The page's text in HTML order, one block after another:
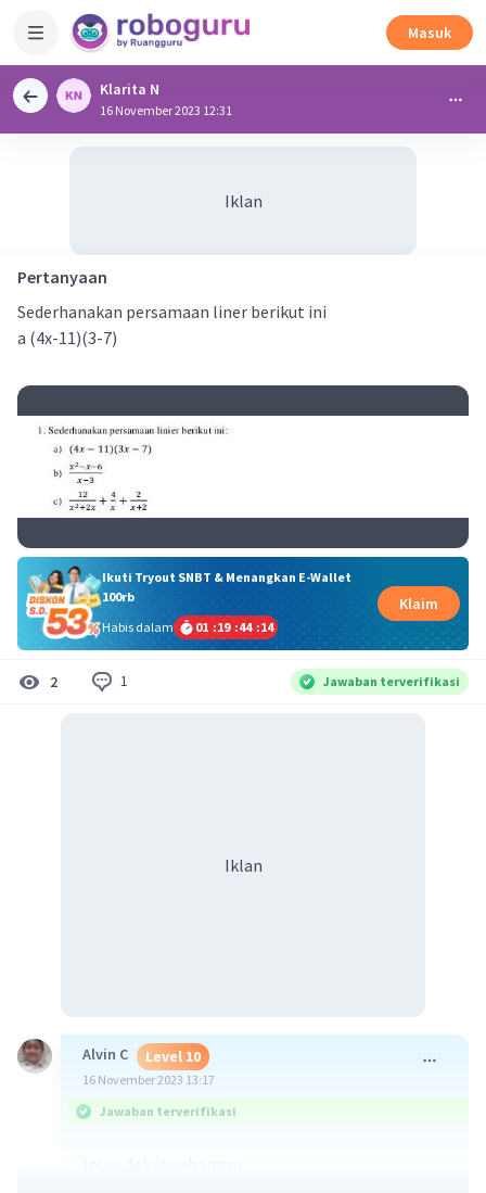
Masuk
Klarita N
16 November 2023 12:31
Iklan
Pertanyaan
Sederhanakan persamaan liner berikut ini
a (4x-11)(3-7)
Ikuti Tryout SNBT & Menangkan E-Wallet
100rb
Habis dalam
01 :19 :44 :13
Klaim
2 1 Jawaban terverifikasi
Iklan
Alvin C Level 10
16 November 2023 13:17
Jawaban terverifikasi